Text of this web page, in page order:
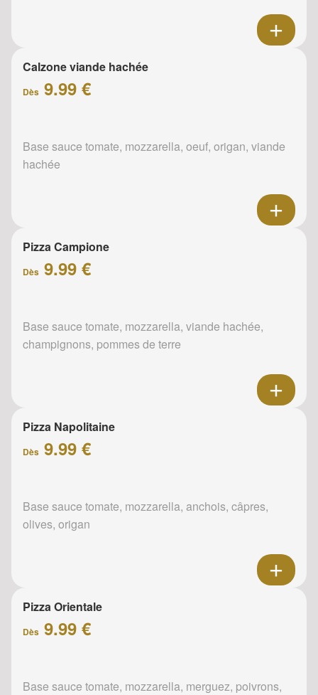
Calzone viande hachée
Dès 9.99 €
Base sauce tomate, mozzarella, oeuf, origan, viande
hachée
Pizza Campione
Dès 9.99 €
Base sauce tomate, mozzarella, viande hachée,
champignons, pommes de terre
Pizza Napolitaine
Dès 9.99 €
Base sauce tomate, mozzarella, anchois, câpres,
olives, origan
Pizza Orientale
Dès 9.99 €
Base sauce tomate, mozzarella, merguez, poivrons,